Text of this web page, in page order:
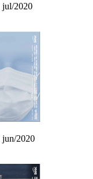
jul/2020
jun/2020